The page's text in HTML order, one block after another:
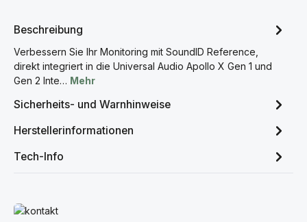
Beschreibung
Verbessern Sie Ihr Monitoring mit SoundID Reference,
direkt integriert in die Universal Audio Apollo X Gen 1 und
Gen 2 Inte… Mehr
Sicherheits- und Warnhinweise
Herstellerinformationen
Tech-Info
Mehr erfahren